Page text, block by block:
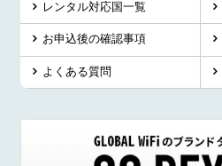
レンタル対応国一覧
お申込後の確認事項
よくある質問